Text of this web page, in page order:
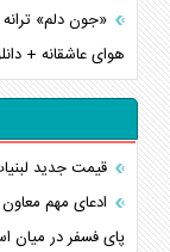
«جون دلم»
هوای عاشقانه +
قیمت جدید
ادعای مهم معاون
پای فسفر در میان